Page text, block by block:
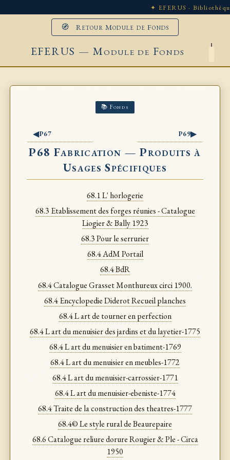
FON. & CLA. BOOKMARKS
✦ EFERUS ·
🧭 Retour Module de Fonds
EFERUS — Module de Fonds
📚 Fonds
◀P67 P69▶
P68 Fabrication — Produits à
Usages Spécifiques
68.1 L' horlogerie
68.3 Etablissement des forges réunies - Catalogue
Liogier & Bally 1923
68.3 Pour le serrurier
68.4 AdM Portail
68.4 BdR
68.4 Catalogue Grasset Monthureux circi 1900.
68.4 Encyclopedie Diderot Recueil planches
68.4 L art de tourner en perfection
68.4 L art du menuisier des jardins et du layetier-1775
68.4 L art du menuisier en batiment-1769
68.4 L art du menuisier en meubles-1772
68.4 L art du menuisier-carrossier-1771
68.4 L art du menuisier-ebeniste-1774
68.4 Traite de la construction des theatres-1777
68.4© Le style rural de Beaurepaire
68.6 Catalogue reliure dorure Rougier & Ple - Circa
1950